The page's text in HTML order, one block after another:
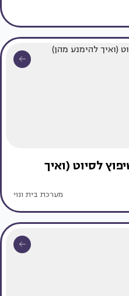
לסיוט (ואיך
מערכת בית ונוי